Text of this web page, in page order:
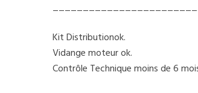
Kit Distributionok.
Vidange moteur ok.
Contrôle Technique moins de 6